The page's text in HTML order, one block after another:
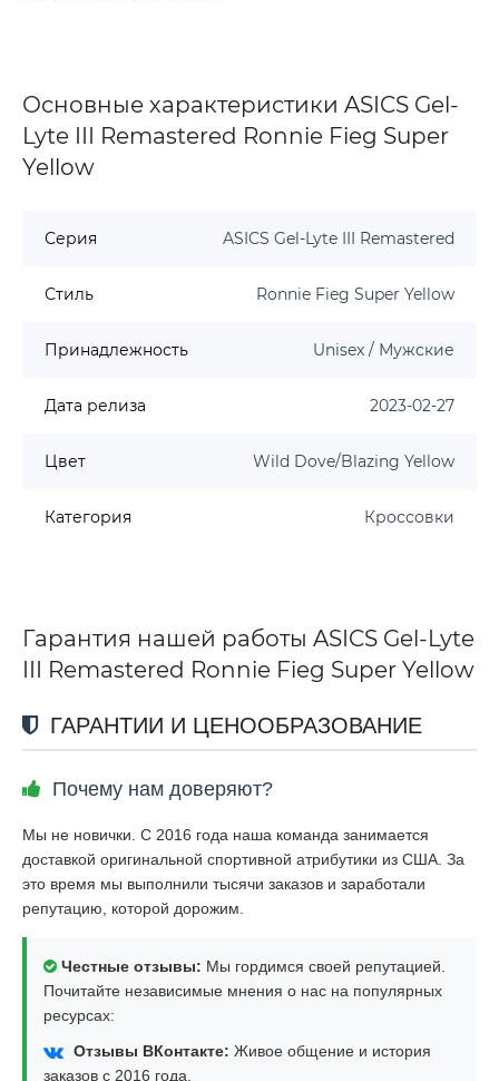
Основные характеристики ASICS Gel-
Lyte III Remastered Ronnie Fieg Super
Yellow
Серия ASICS Gel-Lyte III Remastered
Стиль Ronnie Fieg Super Yellow
Принадлежность Unisex / Мужские
Дата релиза 2023-02-27
Цвет Wild Dove/Blazing Yellow
Категория Кроссовки
Гарантия нашей работы ASICS Gel-Lyte
III Remastered Ronnie Fieg Super Yellow
ГАРАНТИИ И ЦЕНООБРАЗОВАНИЕ
Почему нам доверяют?
Мы не новички. С 2016 года наша команда занимается
доставкой оригинальной спортивной атрибутики из США. За
это время мы выполнили тысячи заказов и заработали
репутацию, которой дорожим.
Честные отзывы: Мы гордимся своей репутацией.
Почитайте независимые мнения о нас на популярных
ресурсах:
Отзывы ВКонтакте: Живое общение и история
заказов с 2016 года.